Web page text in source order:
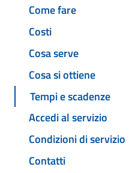
Come fare
Costi
Cosa serve
Cosa si ottiene
Tempi e scadenze
Accedi al servizio
Condizioni di servizio
Contatti